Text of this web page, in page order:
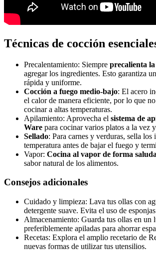
Técnicas de cocción
Precalentamiento: Siempre precalienta
agregar los ingredientes. Esto garantiza
rápida y uniforme.
Cocción a fuego medio-bajo: El acero
el calor de manera eficiente, por lo que
cocinar a altas temperaturas.
Apilamiento: Aprovecha el sistema de
Ware para cocinar varios platos a la vez
Sellado: Para carnes y verduras, sella los
temperatura antes de bajar el fuego y
Vapor: Cocina al vapor de forma
sabor natural de los alimentos.
Consejos adicionales
Cuidado y limpieza: Lava tus ollas con
detergente suave. Evita el uso de
Almacenamiento: Guarda tus ollas en un
preferiblemente apiladas para ahorrar
Recetas: Explora el amplio recetario de
nuevas formas de utilizar tus utensilios.